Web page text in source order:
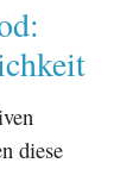
diese